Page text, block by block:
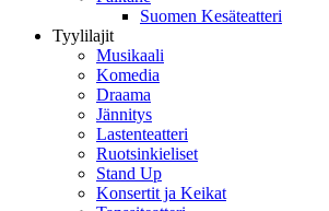
Suomen Kesäteatteri
Tyylilajit
Musikaali
Komedia
Draama
Jännitys
Lastenteatteri
Ruotsinkieliset
Stand Up
Konsertit ja Keikat